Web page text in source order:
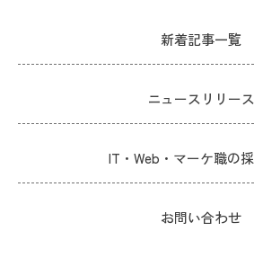
新着記事一覧
ニュースリリース
IT・Web・マーケ職の
お問い合わせ